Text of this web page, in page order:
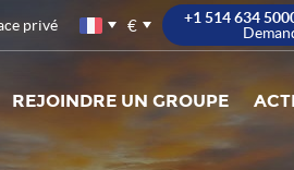
privé €
+1 514 634
REJOINDRE UN GROUPE